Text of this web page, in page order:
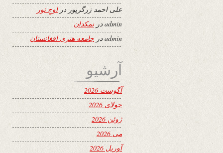
علی احمد زرگرپور دراوجِ نور
adminدرنمکدان
admin در جامعه هنری افغانستان
آرشیو
آگوست 2026
جولای 2026
ژوئن 2026
می 2026
آوریل 2026